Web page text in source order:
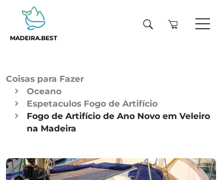
MADEIRA.BEST
Coisas para Fazer
Oceano
Espetaculos Fogo de Artifício
Fogo de Artifício de Ano Novo em Veleiro
na Madeira